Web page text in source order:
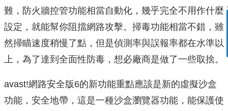
難，防火牆控管功能相當自動化，幾乎完全不用作什麼
設定，就能幫你阻擋網路攻擊。掃毒功能相當不錯，雖
然掃瞄速度稍慢了點，但是偵測率與誤報率都在水準以
上，為了達到全面性防毒，想必廠商是做了一些取捨。
avast!網路安全版6的新功能重點應該是新的虛擬沙盒
功能，安全地帶，這是一種沙盒瀏覽器功能，能保護使